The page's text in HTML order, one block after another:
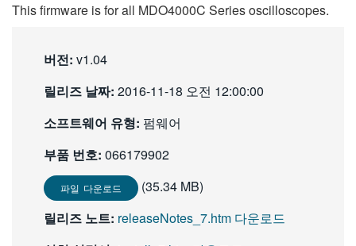
VIỆT NAM
简体中文
日本語
한국어
繁體中文
This firmware is for all MDO4000C Series oscilloscopes.
버전: v1.04
릴리즈 날짜: 2016-11-18 오전 12:00:00
소프트웨어 유형: 펌웨어
부품 번호: 066179902
파일 다운로드
(35.34 MB)
릴리즈 노트: releaseNotes_7.htm 다운로드